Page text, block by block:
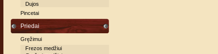
Dujos
Pincetai
Priedai
Gręžimui
Frezos medžiui